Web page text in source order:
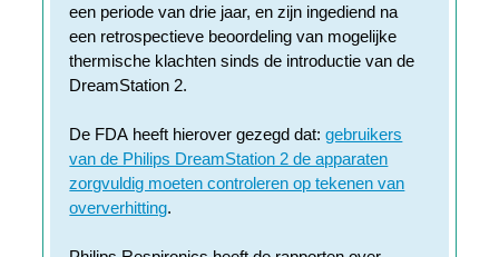
een periode van drie jaar, en zijn ingediend na
een retrospectieve beoordeling van mogelijke
thermische klachten sinds de introductie van de
DreamStation 2.
De FDA heeft hierover gezegd dat:gebruikers
van de Philips DreamStation 2 de apparaten
zorgvuldig moeten controleren op tekenen van
oververhitting.